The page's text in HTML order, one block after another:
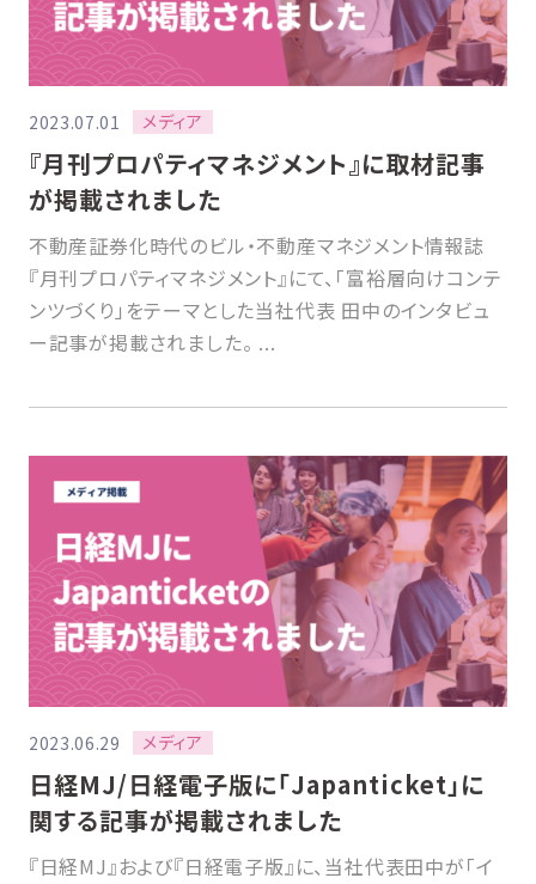
2023.07.01 メディア
『月刊プロパティマネジメント』に取材記事
が掲載されました
不動産証券化時代のビル・不動産マネジメント情報誌
『月刊プロパティマネジメント』にて、「富裕層向けコンテ
ンツづくり」をテーマとした当社代表 田中のインタビュ
ー記事が掲載されました。 ...
2023.06.29 メディア
日経MJ/日経電子版に「Japanticket」に
関する記事が掲載されました
『日経MJ』および『日経電子版』に、当社代表田中が「イ